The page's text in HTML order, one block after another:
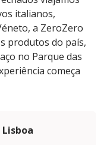
italianos,
a ZeroZero
produtos do país,
no Parque das
começa